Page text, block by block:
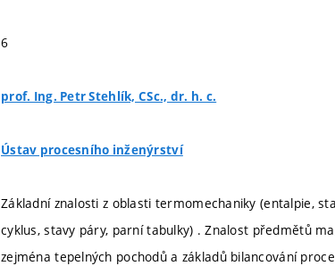
6
prof. Ing. Petr Stehlík, CSc., dr. h. c.
Ústav procesního inženýrství
Základní znalosti z oblasti termomechaniky (entalpie,
cyklus, stavy páry, parní tabulky) . Znalost předmětů
zejména tepelných pochodů a základů bilancování